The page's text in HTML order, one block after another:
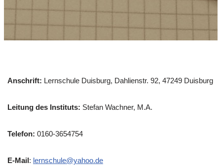
Anschrift: Lernschule Duisburg, Dahlienstr. 92, 47249 Duisburg
Leitung des Instituts: Stefan Wachner, M.A.
Telefon: 0160-3654754
E-Mail: lernschule@yahoo.de